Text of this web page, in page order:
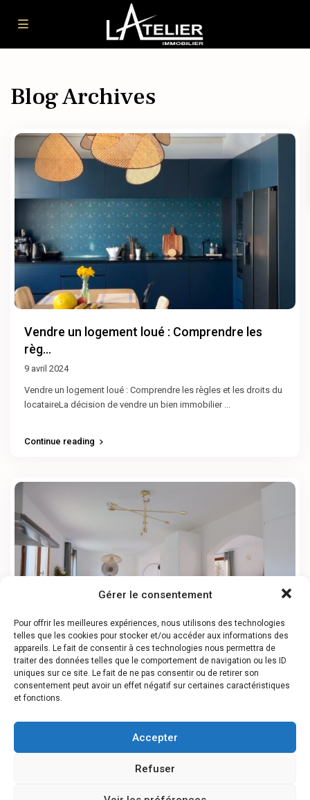
Gérer le consentement
Pour offrir les meilleures expériences, nous utilisons des technologies
telles que les cookies pour stocker et/ou accéder aux informations des
appareils. Le fait de consentir à ces technologies nous permettra de
traiter des données telles que le comportement de navigation ou les ID
uniques sur ce site. Le fait de ne pas consentir ou de retirer son
consentement peut avoir un effet négatif sur certaines caractéristiques
et fonctions.
Accepter
Refuser
Blog Archives
Vendre un logement loué : Comprendre les
règ...
9 avril 2024
Vendre un logement loué : Comprendre les règles et les droits du
locataireLa décision de vendre un bien immobilier
Continue reading
Les 8 meilleures astuces pour valoriser votr...
9 avril 2024
Vous envisagez de mettre votre maison sur le marché, et vous
voulez maximiser son potentiel de vente pour obtenir l